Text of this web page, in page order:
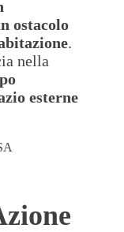
ostacolo
.
nella
esterne